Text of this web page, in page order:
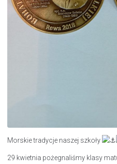
Morskie tradycje naszej szkoły
29 kwietnia pożegnaliśmy klasy